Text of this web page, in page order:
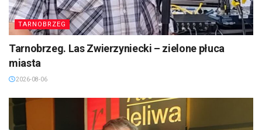
TARNOBRZEG
Tarnobrzeg. Las Zwierzyniecki – zielone płuca
miasta
2026-08-06